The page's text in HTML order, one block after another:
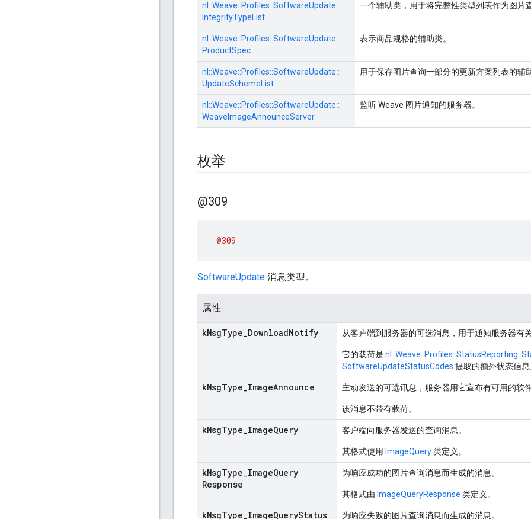
nl::Weave::Profiles::SoftwareUpdate::
IntegrityTypeList
一个辅助类，用于将完整性类型列表作为图片
nl::Weave::Profiles::SoftwareUpdate::
ProductSpec
表示商品规格的辅助类。
nl::Weave::Profiles::SoftwareUpdate::
UpdateSchemeList
用于保存图片查询一部分的更新方案列表的辅
nl::Weave::Profiles::SoftwareUpdate::
WeaveImageAnnounceServer
监听 Weave 图片通知的服务器。
枚举
@309
@309
SoftwareUpdate 消息类型。
属性
kMsgType DownloadNotify 从客户端到服务器的可选消息，用于通知服务器有
它的载荷是
SoftwareUpdateStatusCodes 提取的额外状态信息
kMsgType ImageAnnounce 主动发送的可选讯息，服务器用它宣布有可用的软件
该消息不带有载荷。
kMsgType ImageQuery 客户端向服务器发送的查询消息。
其格式使用 ImageQuery类定义。
kMsgType ImageQuery
Response
为响应成功的图片查询消息而生成的消息。
其格式由 ImageQueryResponse 类定义。
kMsgType ImageQueryStatus 为响应失败的图片查询消息而生成的消息。